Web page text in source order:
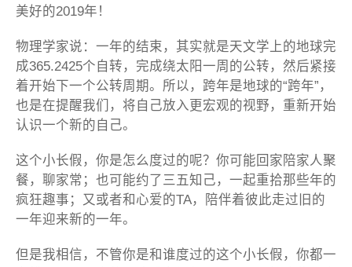
美好的2019年！
物理学家说：一年的结束，其实就是天文学上的地球完
成365.2425个自转，完成绕太阳一周的公转，然后紧接
着开始下一个公转周期。所以，跨年是地球的“跨年”，
也是在提醒我们，将自己放入更宏观的视野，重新开始
认识一个新的自己。
这个小长假，你是怎么度过的呢？你可能回家陪家人聚
餐，聊家常；也可能约了三五知己，一起重拾那些年的
疯狂趣事；又或者和心爱的TA，陪伴着彼此走过旧的
一年迎来新的一年。
但是我相信，不管你是和谁度过的这个小长假，你都一